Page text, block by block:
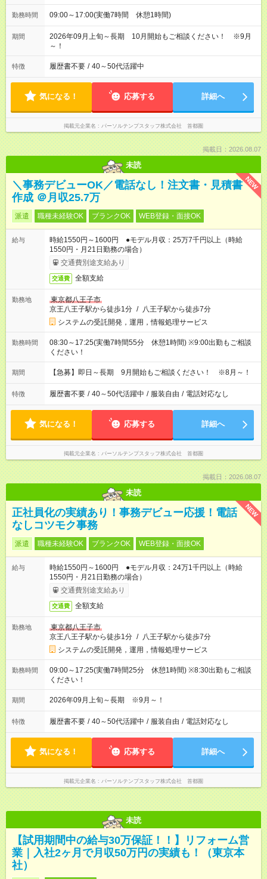
勤務時間 09:00～17:00(実働7時間 休憩1時間)
期間
2026年09月上旬～長期 10月開始もご相談ください！ ※9月
～！
特徴 履歴書不要 / 40～50代活躍中
気になる！ 応募する 詳細へ
掲載元企業名 パーソルテンプスタッフ株式会社 首都圏
掲載日：2026.08.07
未読
NEW
＼事務デビューOK／電話なし！注文書・見積書
作成 ＠月収25.7万
派遣 職種未経験OK ブランクOK WEB登録・面接OK
給与
時給1550円～1600円 ●モデル月収：25万7千円以上（時給
1550円・月21日勤務の場合）
交通費別途支給あり
交通費 全額支給
勤務地
東京都八王子市
京王八王子駅から徒歩1分 / 八王子駅から徒歩7分
システムの受託開発，運用，情報処理サービス
勤務時間
08:30～17:25(実働7時間55分 休憩1時間) ※9:00出勤もご相談
ください！
期間 【急募】即日～長期 9月開始もご相談ください！ ※8月～！
特徴 履歴書不要 / 40～50代活躍中 / 服装自由 / 電話対応なし
気になる！ 応募する 詳細へ
掲載元企業名 パーソルテンプスタッフ株式会社 首都圏
掲載日：2026.08.07
未読
NEW
正社員化の実績あり！事務デビュー応援！電話
なしコツモク事務
派遣 職種未経験OK ブランクOK WEB登録・面接OK
給与
時給1550円～1600円 ●モデル月収：24万1千円以上（時給
1550円・月21日勤務の場合）
交通費別途支給あり
交通費 全額支給
勤務地
東京都八王子市
京王八王子駅から徒歩1分 / 八王子駅から徒歩7分
システムの受託開発，運用，情報処理サービス
勤務時間
09:00～17:25(実働7時間25分 休憩1時間) ※8:30出勤もご相談
ください！
期間 2026年09月上旬～長期 ※9月～！
特徴 履歴書不要 / 40～50代活躍中 / 服装自由 / 電話対応なし
気になる！ 応募する 詳細へ
掲載元企業名 パーソルテンプスタッフ株式会社 首都圏
未読
【試用期間中の給与30万保証！！】リフォーム営
業｜入社2ヶ月で月収50万円の実績も！（東京本
社）